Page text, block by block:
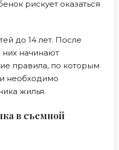
рискует оказаться
до 14 лет. После
них начинают
правила, по которым
необходимо
жилья.
в съемной